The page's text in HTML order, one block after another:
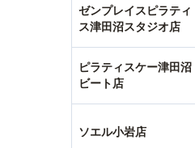
ゼンプレイスピラティ
ス津田沼スタジオ店
ピラティスケー津田沼
ビート店
ソエル小岩店